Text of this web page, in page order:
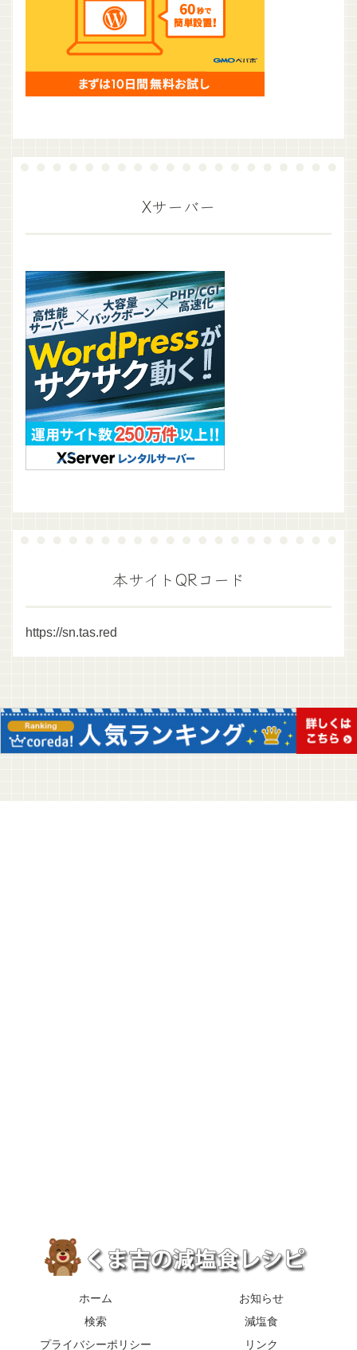
Xサーバー
本サイトQRコード
https://sn.tas.red
ホーム
お知らせ
検索
減塩食
プライバシーポリシー
リンク